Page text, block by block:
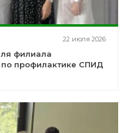
22 июля 2026
филиала
по профилактике СПИД